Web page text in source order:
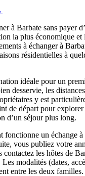
à Barbate sans payer
la plus économique et
à échanger à
résidentielles à
idéale pour un
desservie, les
y est
de départ pour explorer
d’un séjour plus long.
fonctionne un échange à
vous publiez votre
les hôtes de
Les modalités (dates,
entre les deux familles.